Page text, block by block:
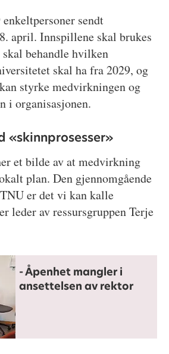
sendt
april. Innspillene skal brukes
behandle hvilken
skal ha fra 2029, og
styrke medvirkningen og
i organisasjonen.
«skinnprosesser»
et bilde av at medvirkning
plan. Den gjennomgående
er det vi kan kalle
leder av ressursgruppen Terje
- Åpenhet mangler i
ansettelsen av rektor